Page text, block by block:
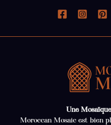
Une
Moroccan Mosaic est bien